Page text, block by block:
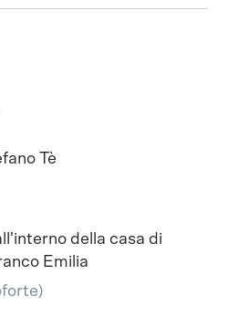
Tè
della casa di
Emilia